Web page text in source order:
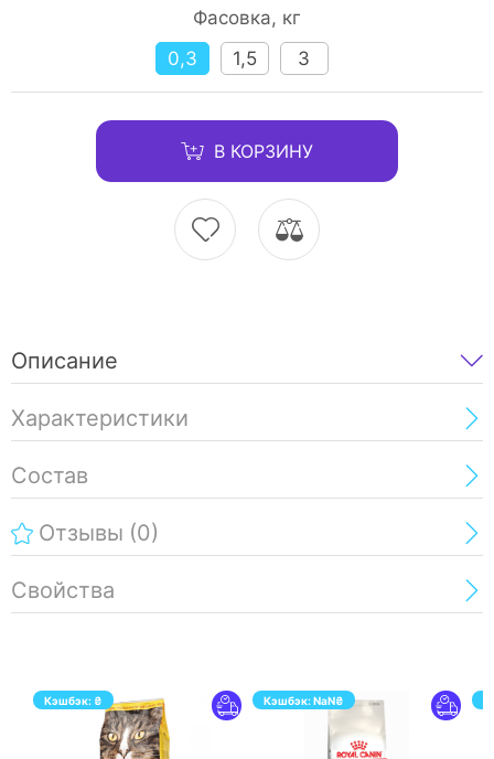
Фасовка, кг
0,3
1,5 3
В КОРЗИНУ
Описание
Характеристики
Состав
Отзывы (0)
Свойства
Кэшбэк: ₴ Кэшбэк:NaN₴